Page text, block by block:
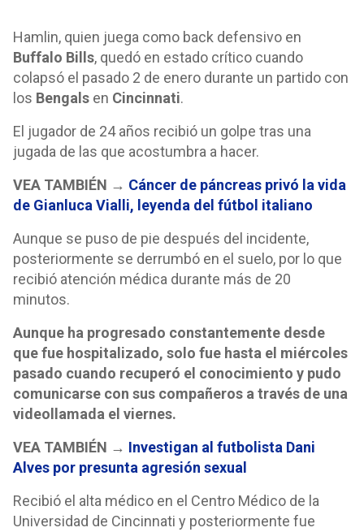
Hamlin, quien juega como back defensivo en
Buffalo Bills, quedó en estado crítico cuando
colapsó el pasado 2 de enero durante un partido con
los Bengals en Cincinnati.
El jugador de 24 años recibió un golpe tras una
jugada de las que acostumbra a hacer.
VEA TAMBIÉN → Cáncer de páncreas privó la vida
de Gianluca Vialli, leyenda del fútbol italiano
Aunque se puso de pie después del incidente,
posteriormente se derrumbó en el suelo, por lo que
recibió atención médica durante más de 20
minutos.
Aunque ha progresado constantemente desde
que fue hospitalizado, solo fue hasta el miércoles
pasado cuando recuperó el conocimiento y pudo
comunicarse con sus compañeros a través de una
videollamada el viernes.
VEA TAMBIÉN → Investigan al futbolista Dani
Alves por presunta agresión sexual
Recibió el alta médico en el Centro Médico de la
Universidad de Cincinnati y posteriormente fue